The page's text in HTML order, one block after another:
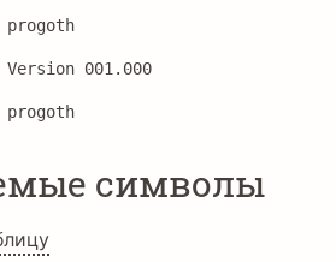
progoth
Version 001.000
progoth
символы